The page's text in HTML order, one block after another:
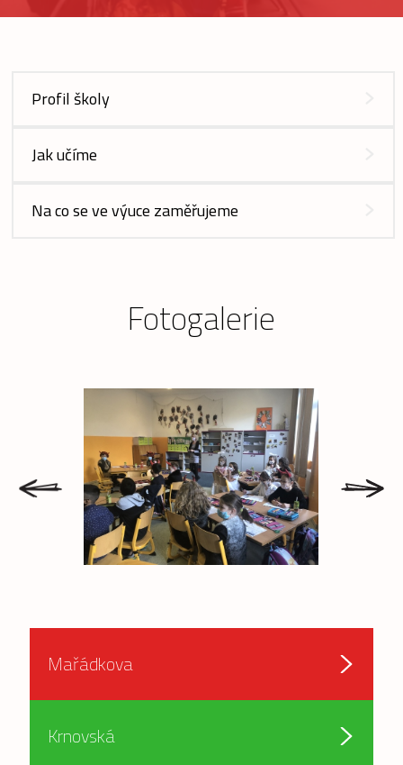
Profil školy
Jak učíme
Na co se ve výuce zaměřujeme
Fotogalerie
Mařádkova
Krnovská